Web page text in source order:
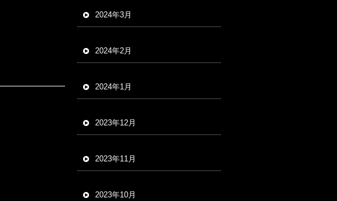
2024年3月
2024年2月
2024年1月
2023年12月
2023年11月
2023年10月